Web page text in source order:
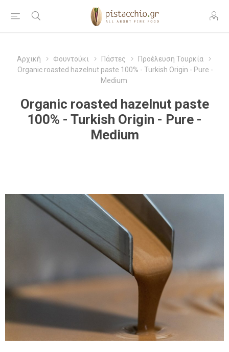
Αρχική Φουντούκι Πάστες
Προέλευση Τουρκία
Organic roasted hazelnut paste 100% - Turkish Origin - Pure -
Medium
Organic roasted hazelnut paste
100% - Turkish Origin - Pure -
Medium